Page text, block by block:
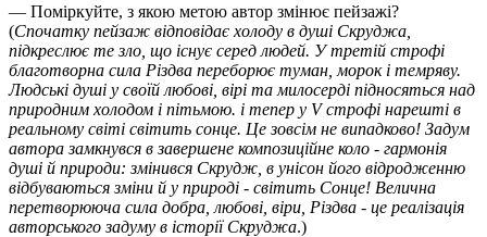
— Поміркуйте, з якою метою автор змінює пейзажі?
(Спочатку пейзаж відповідає холоду в душі Скруджа,
підкреслює те зло, що існує серед людей. У третій строфі
благотворна сила Різдва переборює туман, морок і темряву.
Людські душі у своїй любові, вірі та милосерді підносяться над
природним холодом і пітьмою. і тепер у V строфі нарешті в
реальному світі світить сонце. Це зовсім не випадково! Задум
автора замкнувся в завершене композиційне коло - гармонія
душі й природи: змінився Скрудж, в унісон його відродженню
відбуваються зміни й у природі - світить Сонце! Велична
перетворююча сила добра, любові, віри, Різдва - це реалізація
авторського задуму в історії Скруджа.)